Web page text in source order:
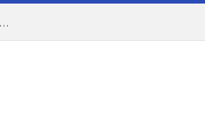
REGULAMENTO DO X CONCURSO INTERMUNICIPAL DE QUADRILHAS JUNINAS – 2026 – ARRAIÁ DA VENEZA